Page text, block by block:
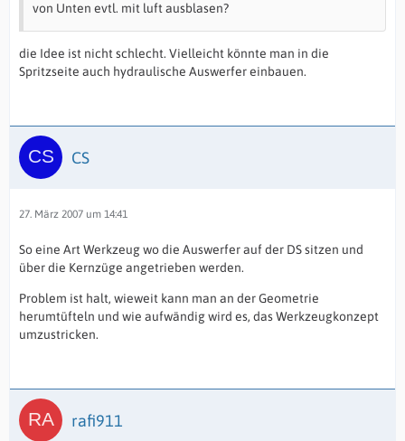
von Unten evtl. mit luft ausblasen?
die Idee ist nicht schlecht. Vielleicht könnte man in die
Spritzseite auch hydraulische Auswerfer einbauen.
CS
27. März 2007 um 14:41
So eine Art Werkzeug wo die Auswerfer auf der DS sitzen und
über die Kernzüge angetrieben werden.
Problem ist halt, wieweit kann man an der Geometrie
herumtüfteln und wie aufwändig wird es, das Werkzeugkonzept
umzustricken.
rafi911